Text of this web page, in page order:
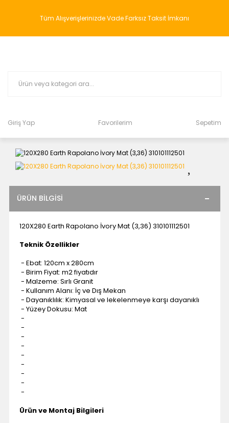
Tüm Alışverişlerinizde Vade Farksız Taksit İmkanı
Giriş Yap Favorilerim Sepetim
ÜRÜN BILGISI
120X280 Earth Rapolano İvory Mat (3,36) 310101112501
Teknik Özellikler
- Ebat: 120cm x 280cm
- Birim Fiyat: m2 fiyatıdır
- Malzeme: Sırlı Granit
- Kullanım Alanı: İç ve Dış Mekan
- Dayanıklılık: Kimyasal ve lekelenmeye karşı dayanıklı
- Yüzey Dokusu: Mat
-
-
-
-
-
-
-
-
-
Ürün ve Montaj Bilgileri